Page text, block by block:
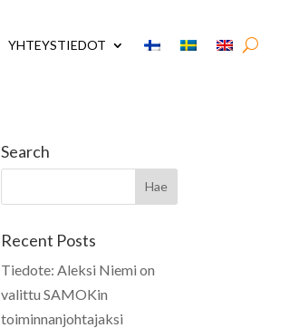
YHTEYSTIEDOT
Search
Recent Posts
Tiedote: Aleksi Niemi on
valittu SAMOKin
toiminnanjohtajaksi